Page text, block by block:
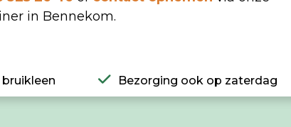
in Bennekom.
Bezorging ook op zaterdag